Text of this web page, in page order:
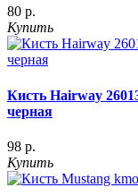
80 р.
Купить
Кисть Hairway
черная
98 р.
Купить